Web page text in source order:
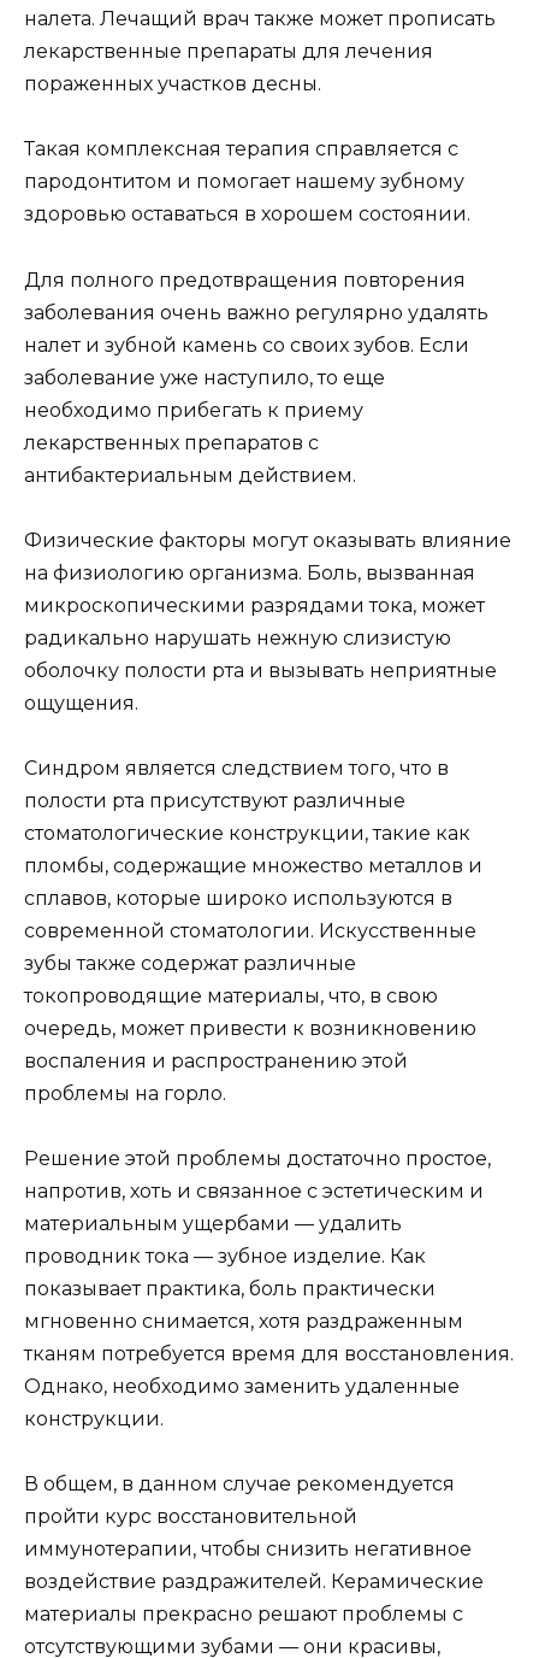
налета. Лечащий врач также может прописать
лекарственные препараты для лечения
пораженных участков десны.
Такая комплексная терапия справляется с
пародонтитом и помогает нашему зубному
здоровью оставаться в хорошем состоянии.
Для полного предотвращения повторения
заболевания очень важно регулярно удалять
налет и зубной камень со своих зубов. Если
заболевание уже наступило, то еще
необходимо прибегать к приему
лекарственных препаратов с
антибактериальным действием.
Физические факторы могут оказывать влияние
на физиологию организма. Боль, вызванная
микроскопическими разрядами тока, может
радикально нарушать нежную слизистую
оболочку полости рта и вызывать неприятные
ощущения.
Синдром является следствием того, что в
полости рта присутствуют различные
стоматологические конструкции, такие как
пломбы, содержащие множество металлов и
сплавов, которые широко используются в
современной стоматологии. Искусственные
зубы также содержат различные
токопроводящие материалы, что, в свою
очередь, может привести к возникновению
воспаления и распространению этой
проблемы на горло.
Решение этой проблемы достаточно простое,
напротив, хоть и связанное с эстетическим и
материальным ущербами — удалить
проводник тока — зубное изделие. Как
показывает практика, боль практически
мгновенно снимается, хотя раздраженным
тканям потребуется время для восстановления.
Однако, необходимо заменить удаленные
конструкции.
В общем, в данном случае рекомендуется
пройти курс восстановительной
иммунотерапии, чтобы снизить негативное
воздействие раздражителей. Керамические
материалы прекрасно решают проблемы с
отсутствующими зубами — они красивы,